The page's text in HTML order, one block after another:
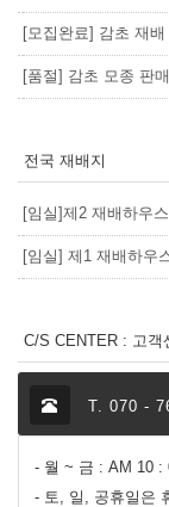
[모집완료] 감초 재배
[품절] 감초 모종 판
전국 재배지
[임실]제2 재배하우스
[임실] 제1 재배하우
C/S CENTER : 고객
T. 070 -
- 월 ~ 금 : AM 10 :
- 토, 일, 공휴일은